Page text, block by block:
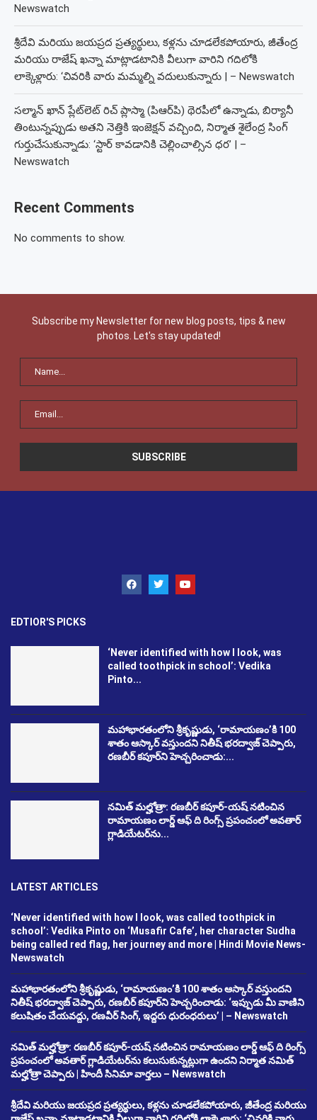
Newswatch
శ్రీదేవి మరియు జయప్రద ప్రత్యర్థులు, కళ్లను చూడలేకపోయారు, జీతేంద్ర
మరియు రాజేష్ ఖన్నా మాట్లాడటానికి వీలుగా వారిని గదిలోకి
లాక్కెళ్లారు: ‘చివరికి వారు మమ్మల్ని వదులుకున్నారు | – Newswatch
సల్మాన్ ఖాన్ ప్లేట్‌లెట్ రిచ్ ప్లాస్మా (పిఆర్‌పి) థెరపీలో ఉన్నాడు, బిర్యానీ
తింటున్నప్పుడు అతని నెత్తికి ఇంజెక్షన్ వచ్చింది, నిర్మాత శైలేంద్ర సింగ్
గుర్తుచేసుకున్నాడు: ‘స్టార్ కావడానికి చెల్లించాల్సిన ధర’ | –
Newswatch
Recent Comments
No comments to show.
Subscribe my Newsletter for new blog posts, tips & new
photos. Let's stay updated!
EDTIOR'S PICKS
‘Never identified with how I look, was
called toothpick in school’: Vedika
Pinto...
మహాభారతంలోని శ్రీకృష్ణుడు, ‘రామాయణం’కి 100
శాతం ఆస్కార్ వస్తుందని నితీష్ భరద్వాజ్ చెప్పారు,
రణబీర్ కపూర్‌ని హెచ్చరించాడు:...
నమిత్ మల్హోత్రా: రణబీర్ కపూర్-యష్ నటించిన
రామాయణం లార్డ్ ఆఫ్ ది రింగ్స్ ప్రపంచంలో అవతార్
గ్లాడియేటర్‌ను...
LATEST ARTICLES
‘Never identified with how I look, was called toothpick in
school’: Vedika Pinto on ‘Musafir Cafe’, her character Sudha
being called red flag, her journey and more | Hindi Movie News-
Newswatch
మహాభారతంలోని శ్రీకృష్ణుడు, ‘రామాయణం’కి 100 శాతం ఆస్కార్ వస్తుందని
నితీష్ భరద్వాజ్ చెప్పారు, రణబీర్ కపూర్‌ని హెచ్చరించాడు: ‘ఇప్పుడు మీ వాణిని
కలుషితం చేయవద్దు, రణవీర్ సింగ్, ఇద్దరు ధురంధరులు’ | – Newswatch
నమిత్ మల్హోత్రా: రణబీర్ కపూర్-యష్ నటించిన రామాయణం లార్డ్ ఆఫ్ ది రింగ్స్
ప్రపంచంలో అవతార్ గ్లాడియేటర్‌ను కలుసుకున్నట్లుగా ఉందని నిర్మాత నమిత్
మల్హోత్రా చెప్పారు | హిందీ సినిమా వార్తలు – Newswatch
శ్రీదేవి మరియు జయప్రద ప్రత్యర్థులు, కళ్లను చూడలేకపోయారు, జీతేంద్ర మరియు